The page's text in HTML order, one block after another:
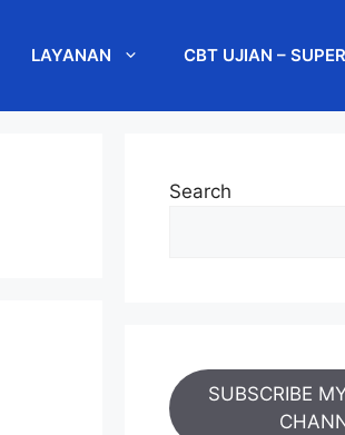
LAYANAN CBT UJIAN –
Search
SUBSCRIBE